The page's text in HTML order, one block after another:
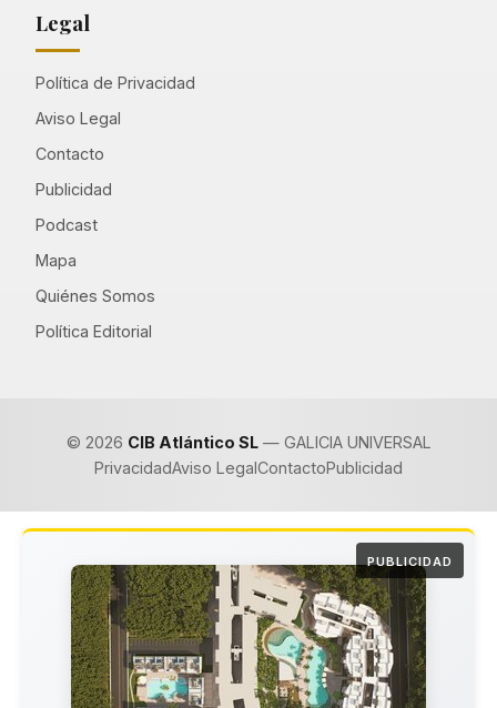
Legal
Política de Privacidad
Aviso Legal
Contacto
Publicidad
Podcast
Mapa
Quiénes Somos
Política Editorial
© 2026 CIB Atlántico SL— GALICIA UNIVERSAL
PrivacidadAviso Legal ContactoPublicidad
PUBLICIDAD